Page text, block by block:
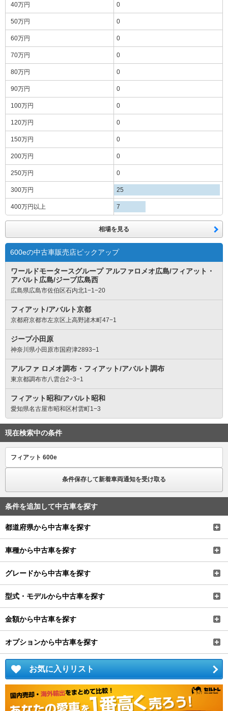
40万円
50万円
60万円
70万円
80万円
90万円
100万円
120万円
150万円
200万円
250万円
300万円
400万円 以上
0
0
0
0
0
0
0
0
0
0
0
25
7
相場を見る
600eの中古車販売店ピックアップ
ワールドモータースグループ アルファロメオ広島/フィアット・
アバルト広島/ジープ広島西
広島県広島市佐伯区石内北1−1−20
フィアット/アバルト京都
京都府京都市左京区上高野諸木町47−1
ジープ小田原
神奈川県小田原市国府津2893−1
アルファ ロメオ調布・フィアット/アバルト調布
東京都調布市八雲台2−3−1
フィアット昭和/アバルト昭和
愛知県名古屋市昭和区村雲町1−3
現在検索中の条件
フィアット 600e
条件保存して新着車両通知を受け取る
条件を追加して中古車を探す
都道府県から中古車を探す
車種から中古車を探す
グレードから中古車を探す
型式・モデルから中古車を探す
金額から中古車を探す
オプションから中古車を探す
お気に入りリスト